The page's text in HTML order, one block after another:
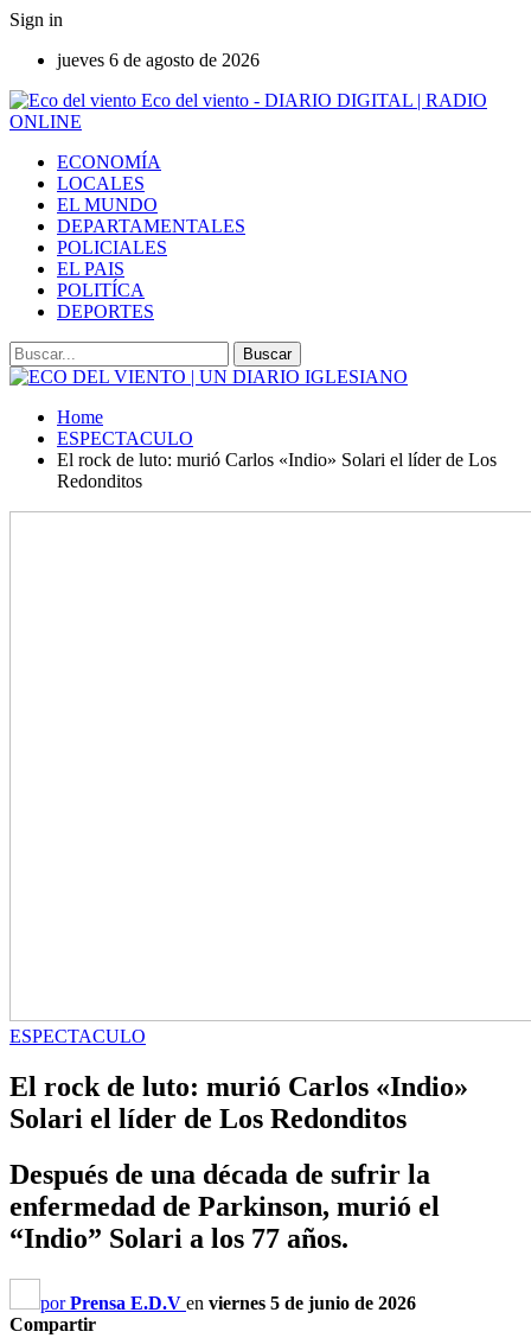
Sign in
jueves 6 de agosto de 2026
Eco del viento - DIARIO DIGITAL | RADIO
ONLINE
ECONOMÍA
LOCALES
EL MUNDO
DEPARTAMENTALES
POLICIALES
EL PAIS
POLITÍCA
DEPORTES
Home
ESPECTACULO
El rock de luto: murió Carlos «Indio» Solari el líder de Los
Redonditos
ESPECTACULO
El rock de luto: murió Carlos «Indio»
Solari el líder de Los Redonditos
Después de una década de sufrir la
enfermedad de Parkinson, murió el
“Indio” Solari a los 77 años.
porPrensa E.D.V en viernes 5 de junio de 2026
Compartir